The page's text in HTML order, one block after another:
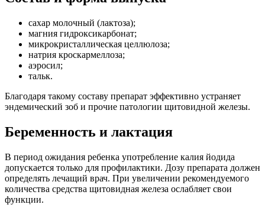
сахар молочный (лактоза);
магния гидроксикарбонат;
микрокристаллическая целлюлоза;
натрия кроскармеллоза;
аэросил;
тальк.
Благодаря такому составу препарат эффективно устраняет
эндемический зоб и прочие патологии щитовидной железы.
Беременность и лактация
В период ожидания ребенка употребление калия йодида
допускается только для профилактики. Дозу препарата должен
определять лечащий врач. При увеличении рекомендуемого
количества средства щитовидная железа ослабляет свои
функции.